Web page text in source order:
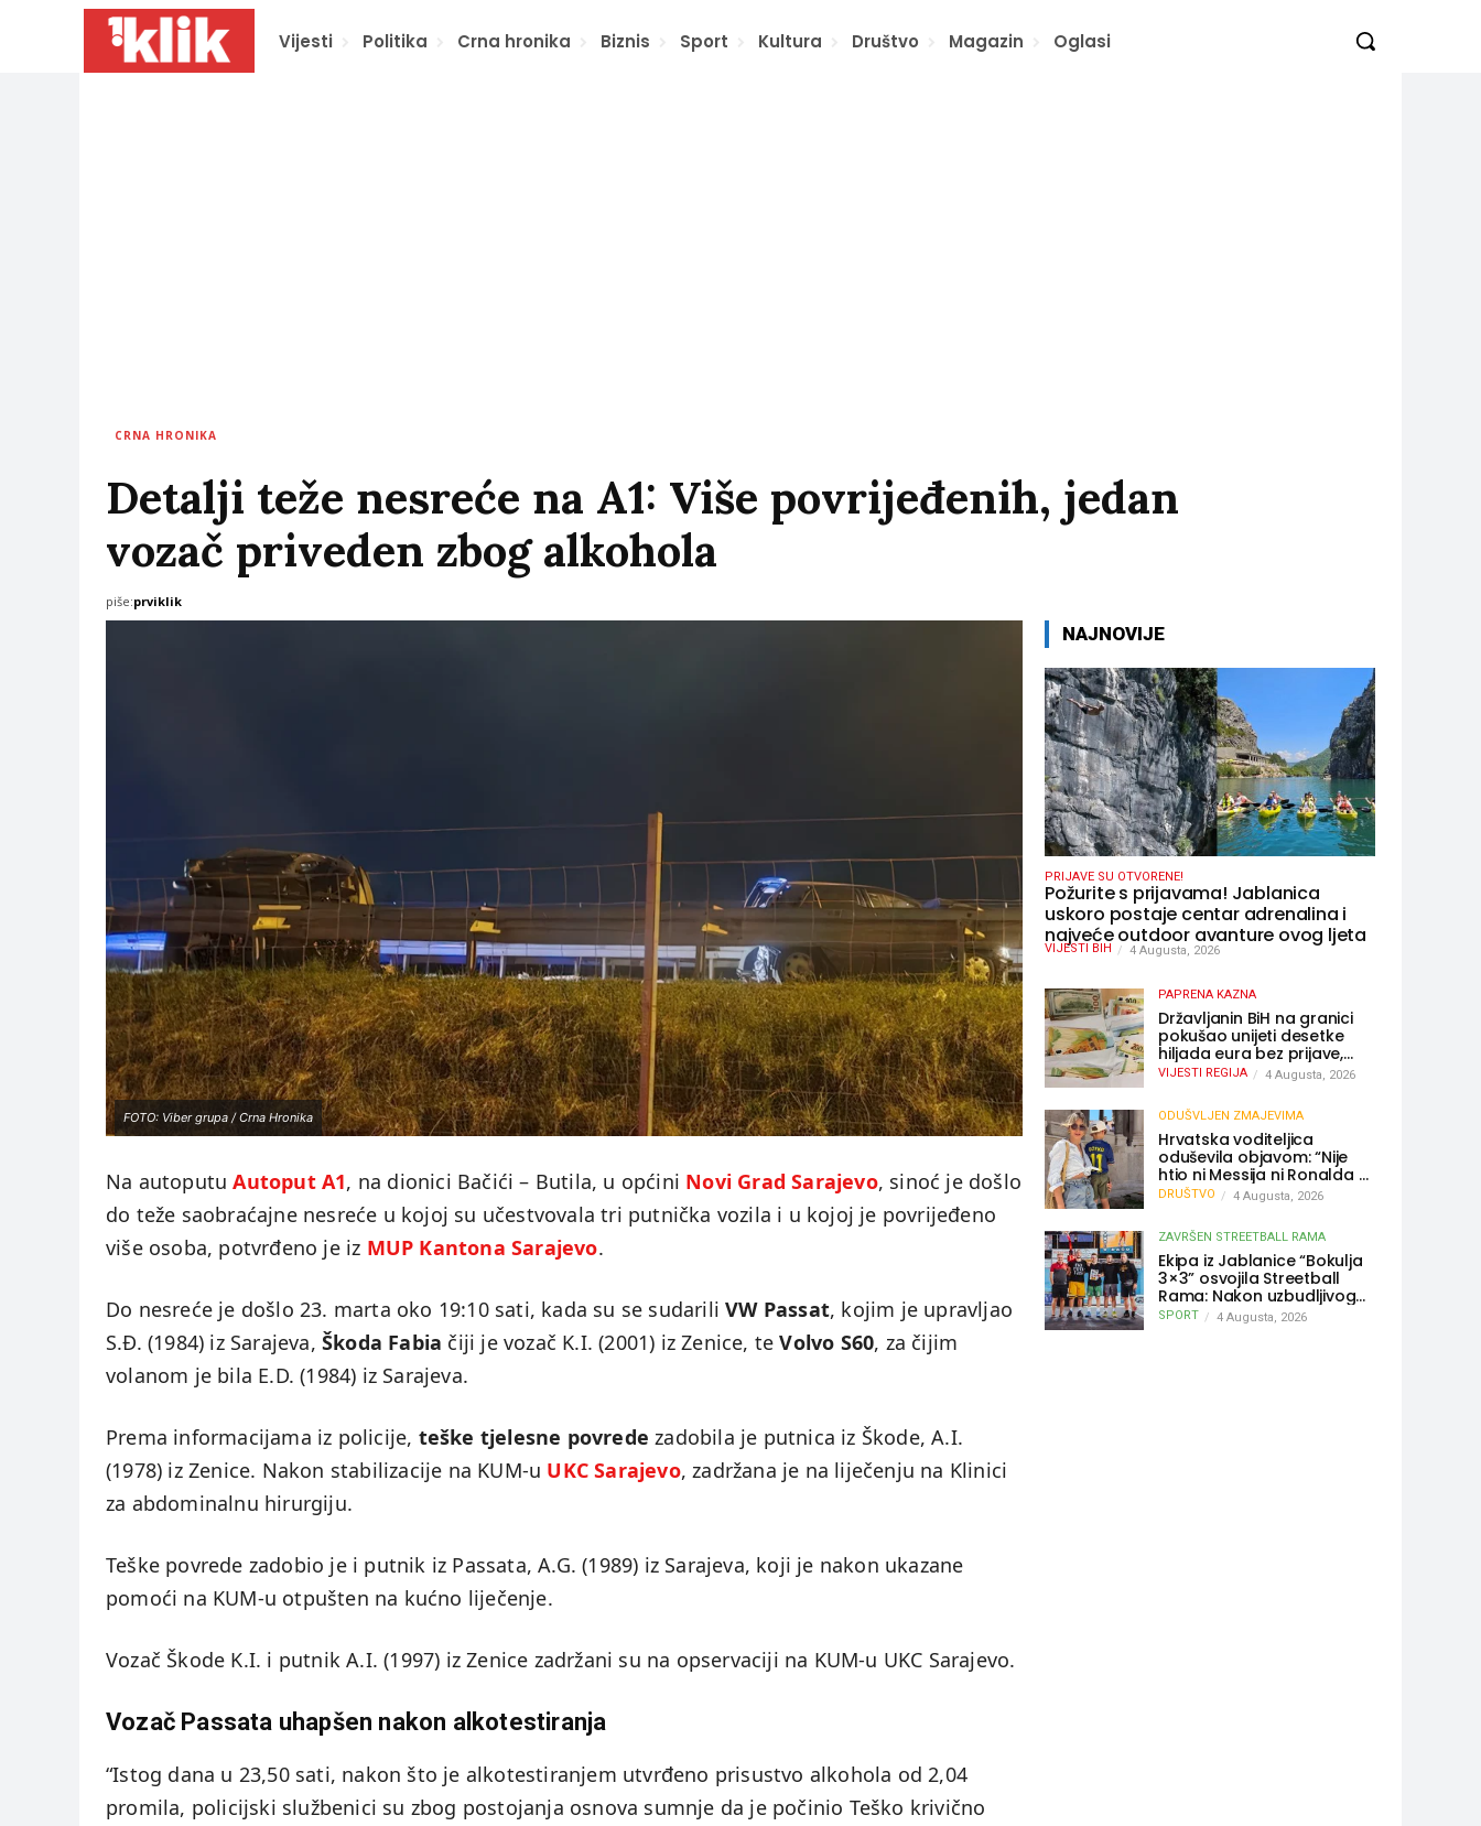
Vijesti Politika Crna hronika Biznis Sport Kultura Društvo Magazin Oglasi
CRNA HRONIKA
Detalji teže nesreće na A1: Više povrijeđenih, jedan
vozač priveden zbog alkohola
piše:prviklik
FOTO: Viber grupa / Crna Hronika
Na autoputuAutoput A1, na dionici Bačići – Butila, u općini Novi Grad Sarajevo, sinoć je došlo
do teže saobraćajne nesreće u kojoj su učestvovala tri putnička vozila i u kojoj je povrijeđeno
više osoba, potvrđeno je iz MUP Kantona Sarajevo.
Do nesreće je došlo 23. marta oko 19:10 sati, kada su se sudariliVW Passat, kojim je upravljao
S.Đ. (1984) iz Sarajeva, Škoda Fabia čiji je vozač K.I. (2001) iz Zenice, teVolvo S60, za čijim
volanom je bila E.D. (1984) iz Sarajeva.
Prema informacijama iz policije, teške tjelesne povrede zadobila je putnica iz Škode, A.I.
(1978) iz Zenice. Nakon stabilizacije na KUM-u UKC Sarajevo, zadržana je na liječenju na Klinici
za abdominalnu hirurgiju.
Teške povrede zadobio je i putnik iz Passata, A.G. (1989) iz Sarajeva, koji je nakon ukazane
pomoći na KUM-u otpušten na kućno liječenje.
Vozač Škode K.I. i putnik A.I. (1997) iz Zenice zadržani su na opservaciji na KUM-u UKC Sarajevo.
Vozač Passata uhapšen nakon alkotestiranja
“Istog dana u 23,50 sati, nakon što je alkotestiranjem utvrđeno prisustvo alkohola od 2,04
promila, policijski službenici su zbog postojanja osnova sumnje da je počinio Teško krivično
NAJNOVIJE
PRIJAVE SU OTVORENE!
Požurite s prijavama! Jablanica
uskoro postaje centar adrenalina i
najveće outdoor avanture ovog ljeta
VIJESTI BIH 4 Augusta, 2026
PAPRENA KAZNA
Državljanin BiH na granici
pokušao unijeti desetke
hiljada eura bez prijave,
uslijedila “paprena” kazna
VIJESTI REGIJA 4 Augusta, 2026
ODUŠVLJEN ZMAJEVIMA
Hrvatska voditeljica
oduševila objavom: “Nije
htio ni Messija ni Ronalda –
sin je želio samo dres
DRUŠTVO 4 Augusta, 2026
ZAVRŠEN STREETBALL RAMA
Ekipa iz Jablanice “Bokulja
3×3” osvojila Streetball
Rama: Nakon uzbudljivog
finala poznati svi
pobjednici turnira
SPORT 4 Augusta, 2026